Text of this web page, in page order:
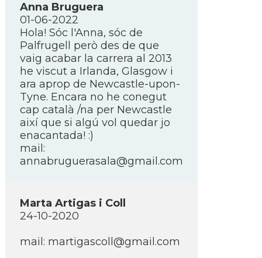
Anna Bruguera
01-06-2022
Hola! Sóc l'Anna, sóc de
Palfrugell però des de que
vaig acabar la carrera al 2013
he viscut a Irlanda, Glasgow i
ara aprop de Newcastle-upon-
Tyne. Encara no he conegut
cap català /na per Newcastle
així­ que si algú vol quedar jo
enacantada! :)
mail:
annabruguerasala@gmail.com
Marta Artigas i Coll
24-10-2020
mail: martigascoll@gmail.com